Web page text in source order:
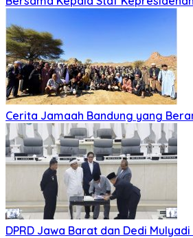
Cerita Jamaah Bandung yang
DPRD Jawa Barat dan Dedi Mulyadi